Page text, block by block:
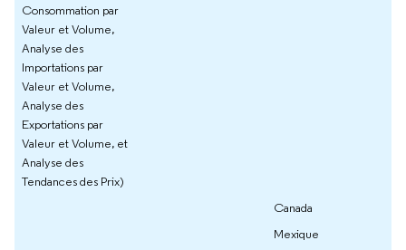
Consommation par
Valeur et Volume,
Analyse des
Importations par
Valeur et Volume,
Analyse des
Exportations par
Valeur et Volume, et
Analyse des
Tendances des Prix)
Canada
Mexique